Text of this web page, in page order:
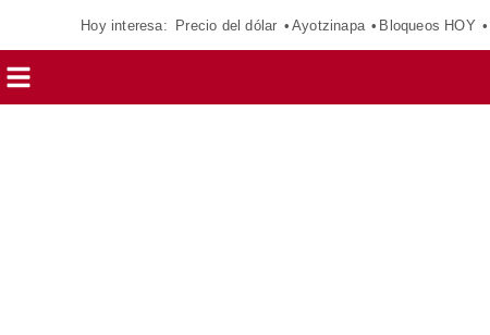
Hoy interesa: Precio del dólar Ayotzinapa Bloqueos HOY